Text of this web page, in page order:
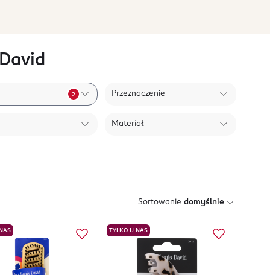
2 Przeznaczenie
Materiał
Sortowanie domyślnie
TYLKO U NAS